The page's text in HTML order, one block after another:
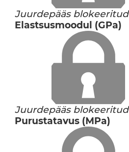
Juurdepääs blokeeritud
Elastsusmoodul (GPa)
Juurdepääs blokeeritud
Purustatavus (MPa)